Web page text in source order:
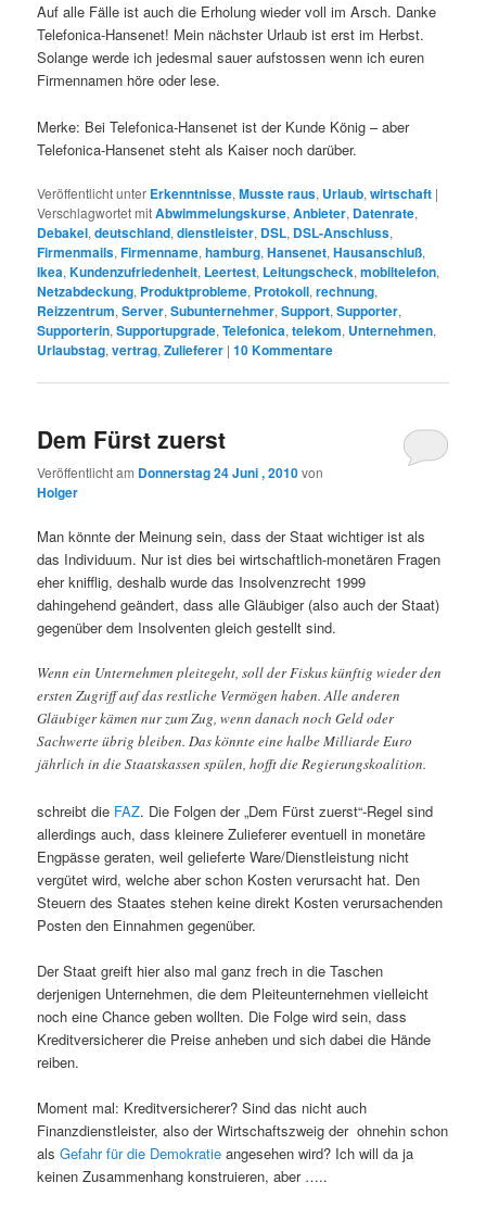
Auf alle Fälle ist auch die Erholung wieder voll im Arsch. Danke
Telefonica-Hansenet! Mein nächster Urlaub ist erst im Herbst.
Solange werde ich jedesmal sauer aufstossen wenn ich euren
Firmennamen höre oder lese.
Merke: Bei Telefonica-Hansenet ist der Kunde König – aber
Telefonica-Hansenet steht als Kaiser noch darüber.
Veröffentlicht unter Erkenntnisse,Musste raus, Urlaub,wirtschaft |
Verschlagwortet mitAbwimmelungskurse,Anbieter, Datenrate,
Debakel,deutschland,dienstleister, DSL, DSL-Anschluss,
Firmenmails,Firmenname,hamburg,Hansenet,Hausanschluß,
Ikea,Kundenzufriedenheit, Leertest, Leitungscheck,mobiltelefon,
Netzabdeckung, Produktprobleme, Protokoll,rechnung,
Reizzentrum,Server,Subunternehmer,Support,Supporter,
Supporterin,Supportupgrade,Telefonica,telekom, Unternehmen,
Urlaubstag,vertrag,Zulieferer |10Kommentare
Dem Fürst zuerst
Veröffentlicht am Donnerstag 24 Juni , 2010von
Holger
Man könnte der Meinung sein, dass der Staat wichtiger ist als
das Individuum. Nur ist dies bei wirtschaftlich-monetären Fragen
eher knifflig, deshalb wurde das Insolvenzrecht 1999
dahingehend geändert, dass alle Gläubiger (also auch der Staat)
gegenüber dem Insolventen gleich gestellt sind.
Wenn ein Unternehmen pleitegeht, soll der Fiskus künftig wieder den
ersten Zugriff auf das restliche Vermögen haben. Alle anderen
Gläubiger kämen nur zum Zug, wenn danach noch Geld oder
Sachwerte übrig bleiben. Das könnte eine halbe Milliarde Euro
jährlich in die Staatskassen spülen, hofft die Regierungskoalition.
schreibt die FAZ. Die Folgen der „Dem Fürst zuerst“-Regel sind
allerdings auch, dass kleinere Zulieferer eventuell in monetäre
Engpässe geraten, weil gelieferte Ware/Dienstleistung nicht
vergütet wird, welche aber schon Kosten verursacht hat. Den
Steuern des Staates stehen keine direkt Kosten verursachenden
Posten den Einnahmen gegenüber.
Der Staat greift hier also mal ganz frech in die Taschen
derjenigen Unternehmen, die dem Pleiteunternehmen vielleicht
noch eine Chance geben wollten. Die Folge wird sein, dass
Kreditversicherer die Preise anheben und sich dabei die Hände
reiben.
Moment mal: Kreditversicherer? Sind das nicht auch
Finanzdienstleister, also der Wirtschaftszweig der ohnehin schon
alsGefahr für die Demokratie angesehen wird? Ich will da ja
keinen Zusammenhang konstruieren, aber …..